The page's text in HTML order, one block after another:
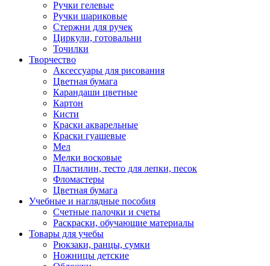
Ручки гелевые
Ручки шариковые
Стержни для ручек
Циркули, готовальни
Точилки
Творчество
Аксессуары для рисования
Цветная бумага
Карандаши цветные
Картон
Кисти
Краски акварельные
Краски гуашевые
Мел
Мелки восковые
Пластилин, тесто для лепки, песок
Фломастеры
Цветная бумага
Учебные и наглядные пособия
Счетные палочки и счеты
Раскраски, обучающие материалы
Товары для учебы
Рюкзаки, ранцы, сумки
Ножницы детские